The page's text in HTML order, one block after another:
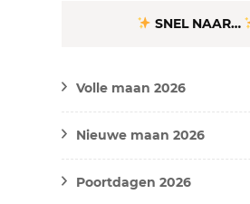
SNEL NAAR…
Volle maan 2026
Nieuwe maan 2026
Poortdagen 2026